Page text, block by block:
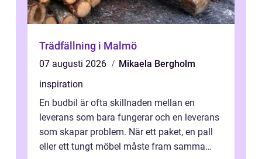
Trädfällning i Malmö
07 augusti 2026
Mikaela Bergholm
inspiration
En budbil är ofta skillnaden mellan en
leverans som bara fungerar och en leverans
som skapar problem. När ett paket, en pall
eller ett tungt möbel måste fram samma